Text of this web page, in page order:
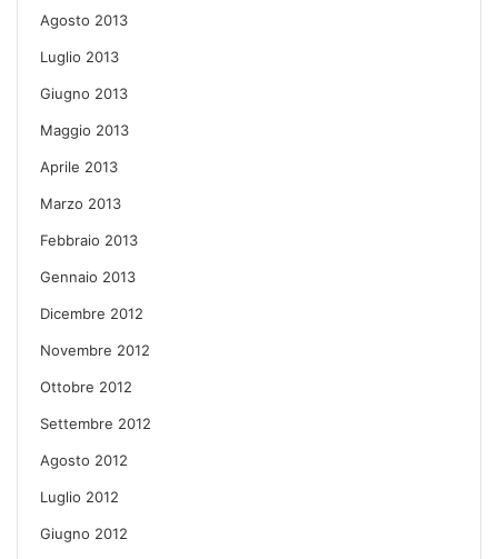
Agosto 2013
Luglio 2013
Giugno 2013
Maggio 2013
Aprile 2013
Marzo 2013
Febbraio 2013
Gennaio 2013
Dicembre 2012
Novembre 2012
Ottobre 2012
Settembre 2012
Agosto 2012
Luglio 2012
Giugno 2012